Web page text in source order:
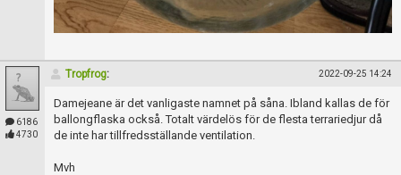
6186
4730
Tropfrog: 2022-09-25 14:24
Damejeane är det vanligaste namnet på såna. Ibland kallas de för
ballongflaska också. Totalt värdelös för de flesta terrariedjur då
de inte har tillfredsställande ventilation.
Mvh